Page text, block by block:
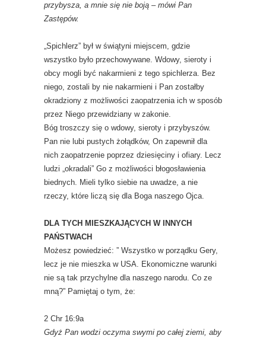
przybysza, a mnie się nie boją – mówi Pan
Zastępów.
„Spichlerz” był w świątyni miejscem, gdzie
wszystko było przechowywane. Wdowy, sieroty i
obcy mogli być nakarmieni z tego spichlerza. Bez
niego, zostali by nie nakarmieni i Pan zostałby
okradziony z możliwości zaopatrzenia ich w sposób
przez Niego przewidziany w zakonie.
Bóg troszczy się o wdowy, sieroty i przybyszów.
Pan nie lubi pustych żołądków, On zapewnił dla
nich zaopatrzenie poprzez dziesięciny i ofiary. Lecz
ludzi „okradali” Go z możliwości błogosławienia
biednych. Mieli tylko siebie na uwadze, a nie
rzeczy, które liczą się dla Boga naszego Ojca.
DLA TYCH MIESZKAJĄCYCH W INNYCH
PAŃSTWACH
Możesz powiedzieć: ” Wszystko w porządku Gery,
lecz je nie mieszka w USA. Ekonomiczne warunki
nie są tak przychylne dla naszego narodu. Co ze
mną?” Pamiętaj o tym, że:
2 Chr 16:9a
Gdyż Pan wodzi oczyma swymi po całej ziemi, aby